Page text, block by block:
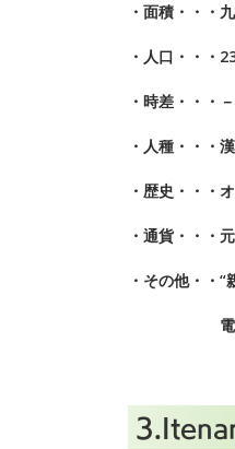
・面積・・
・人口・・・
・時差・・・
・人種・・・
・歴史・・・
・通貨・・・
・その他・・“
電力事情